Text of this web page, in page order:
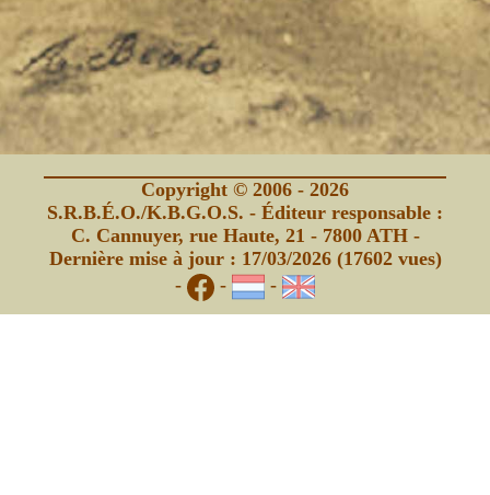
Copyright © 2006 - 2026
S.R.B.É.O./K.B.G.O.S. - Éditeur responsable :
C. Cannuyer, rue Haute, 21 - 7800 ATH -
Dernière mise à jour : 17/03/2026 (17602 vues)
-
- -